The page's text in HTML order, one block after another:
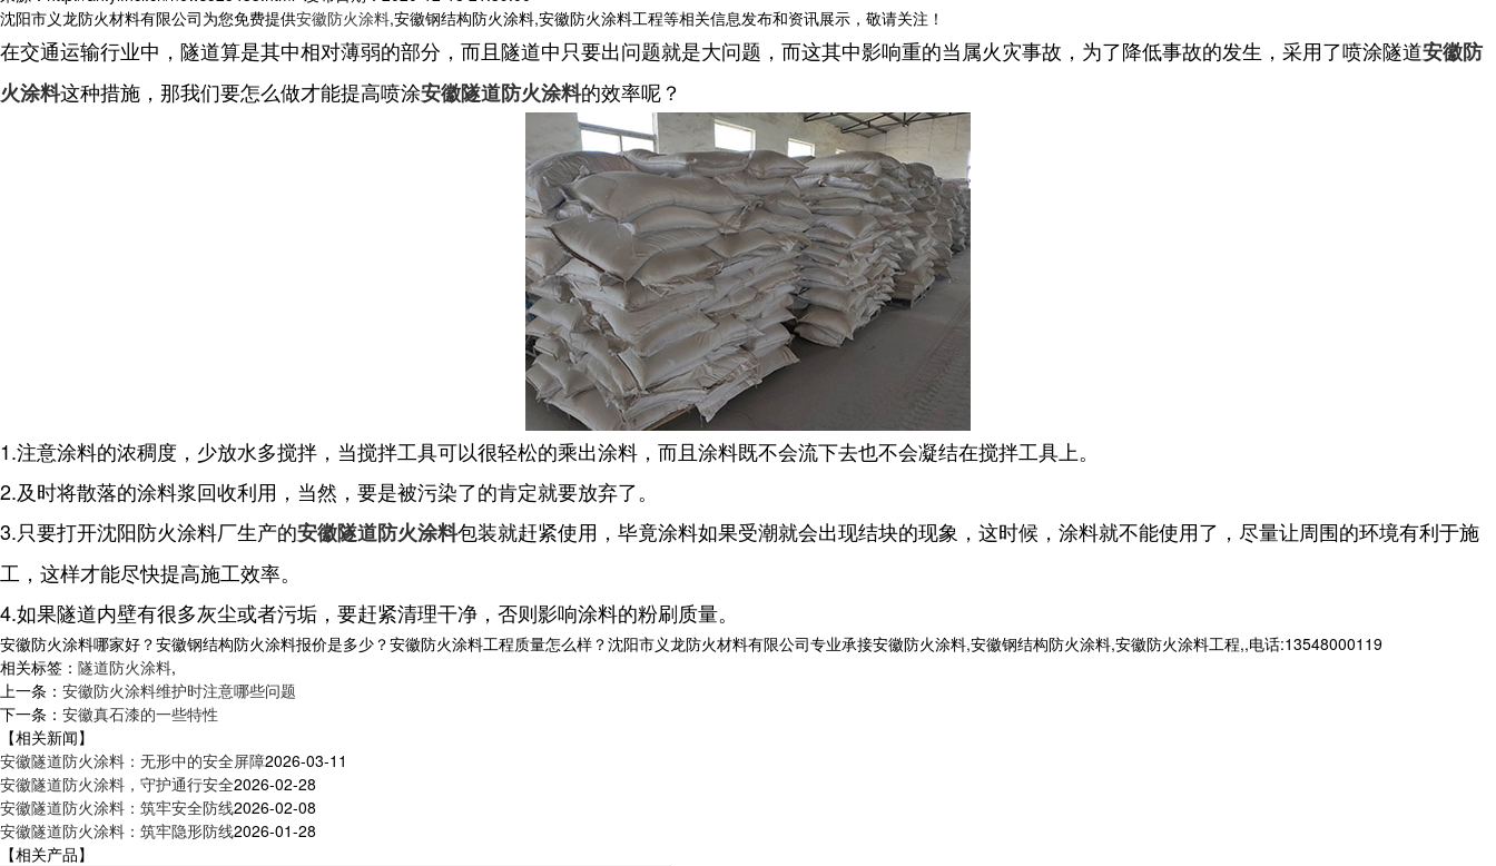
沈阳市义龙防火材料有限公司为您免费提供安徽防火涂料,安徽钢结构防火涂料,安徽防火涂料工程等相关信息发布和资讯展示，敬请关注！
在交通运输行业中，隧道算是其中相对薄弱的部分，而且隧道中只要出问题就是大问题，而这其中影响重的当属火灾事故，为了降低事故的发生，采用了喷涂隧道安徽防
火涂料这种措施，那我们要怎么做才能提高喷涂安徽隧道防火涂料的效率呢？
1.注意涂料的浓稠度，少放水多搅拌，当搅拌工具可以很轻松的乘出涂料，而且涂料既不会流下去也不会凝结在搅拌工具上。
2.及时将散落的涂料浆回收利用，当然，要是被污染了的肯定就要放弃了。
3.只要打开沈阳防火涂料厂生产的安徽隧道防火涂料包装就赶紧使用，毕竟涂料如果受潮就会出现结块的现象，这时候，涂料就不能使用了，尽量让周围的环境有利于施
工，这样才能尽快提高施工效率。
4.如果隧道内壁有很多灰尘或者污垢，要赶紧清理干净，否则影响涂料的粉刷质量。
安徽防火涂料哪家好？安徽钢结构防火涂料报价是多少？安徽防火涂料工程质量怎么样？沈阳市义龙防火材料有限公司专业承接安徽防火涂料,安徽钢结构防火涂料,安徽防火涂料工程,,电话:13548000119
相关标签： 隧道防火涂料,
上一条： 安徽防火涂料维护时注意哪些问题
下一条： 安徽真石漆的一些特性
【相关新闻】
安徽隧道防火涂料：无形中的安全屏障2026-03-11
安徽隧道防火涂料，守护通行安全2026-02-28
安徽隧道防火涂料：筑牢安全防线2026-02-08
安徽隧道防火涂料：筑牢隐形防线2026-01-28
【相关产品】